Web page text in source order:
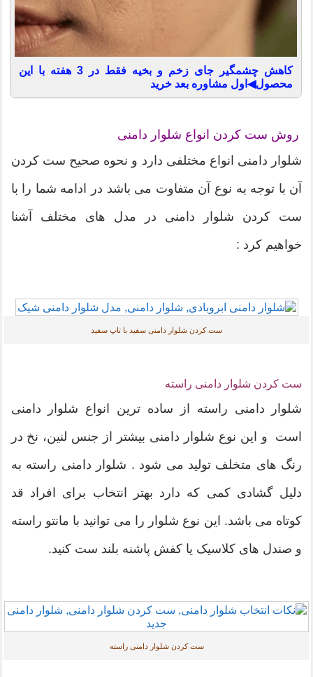
کاهش چشمگیر جای زخم و بخیه فقط در 3 هفته با این
محصول◀اول مشاوره بعد خرید
روش ست کردن انواع شلوار دامنی
شلوار دامنی انواع مختلفی دارد و نحوه صحیح ست کردن
آن با توجه به نوع آن متفاوت می باشد در ادامه شما را با
ست کردن شلوار دامنی در مدل های مختلف آشنا
خواهیم کرد :
ست کردن شلوار دامنی سفید با تاپ سفید
ست کردن شلوار دامنی راسته
شلوار دامنی راسته از ساده ترین انواع شلوار دامنی
است و این نوع شلوار دامنی بیشتر از جنس لنین، نخ در
رنگ های متخلف تولید می شود . شلوار دامنی راسته به
دلیل گشادی کمی که دارد بهتر انتخاب برای افراد قد
کوتاه می باشد. این نوع شلوار را می توانید با مانتو راسته
و صندل های کلاسیک یا کفش پاشنه بلند ست کنید.
ست کردن شلوار دامنی راسته